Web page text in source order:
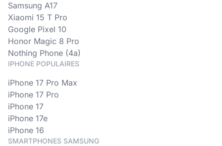
Samsung A17
Xiaomi 15 T Pro
Google Pixel 10
Honor Magic 8 Pro
Nothing Phone (4a)
IPHONE POPULAIRES
iPhone 17 Pro Max
iPhone 17 Pro
iPhone 17
iPhone 17e
iPhone 16
SMARTPHONES SAMSUNG